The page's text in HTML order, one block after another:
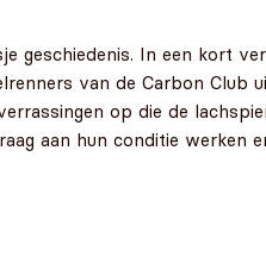
geschiedenis. In een kort
van de Carbon
op die de
aan hun conditie